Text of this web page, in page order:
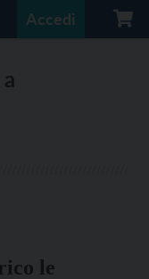
Accedi
le